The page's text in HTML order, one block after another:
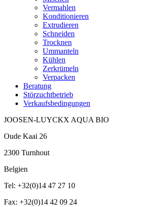
Vermahlen
Konditionieren
Extrudieren
Schneiden
Trocknen
Ummanteln
Kühlen
Zerkrümeln
Verpacken
Beratung
Störzuchtbetrieb
Verkaufsbedingungen
JOOSEN-LUYCKX AQUA BIO
Oude Kaai 26
2300 Turnhout
Belgien
Tel: +32(0)14 47 27 10
Fax: +32(0)14 42 09 24